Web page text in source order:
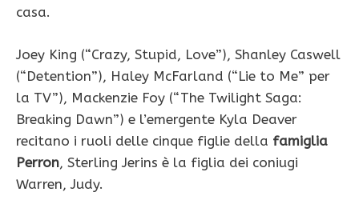
casa.
Joey King (“Crazy, Stupid, Love”), Shanley Caswell
(“Detention”), Haley McFarland (“Lie to Me” per
la TV”), Mackenzie Foy (“The Twilight Saga:
Breaking Dawn”) e l’emergente Kyla Deaver
recitano i ruoli delle cinque figlie della famiglia
Perron, Sterling Jerins è la figlia dei coniugi
Warren, Judy.